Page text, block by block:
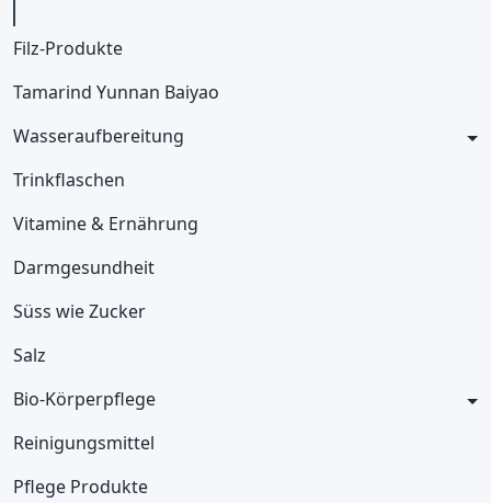
Filz-Produkte
Tamarind Yunnan Baiyao
Wasseraufbereitung
Trinkflaschen
Vitamine & Ernährung
Darmgesundheit
Süss wie Zucker
Salz
Bio-Körperpflege
Reinigungsmittel
Pflege Produkte